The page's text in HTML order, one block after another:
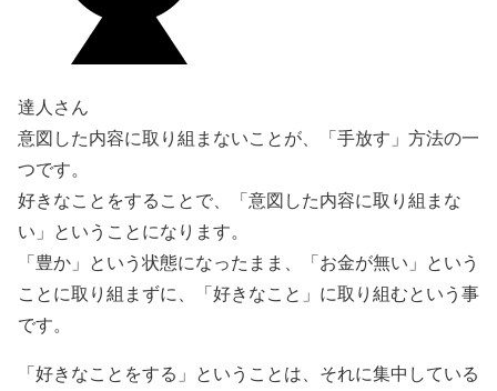
達人さん
意図した内容に取り組まないことが、「手放す」方法の一
つです。
好きなことをすることで、「意図した内容に取り組まな
い」ということになります。
「豊か」という状態になったまま、「お金が無い」という
ことに取り組まずに、「好きなこと」に取り組むという事
です。
「好きなことをする」ということは、それに集中している